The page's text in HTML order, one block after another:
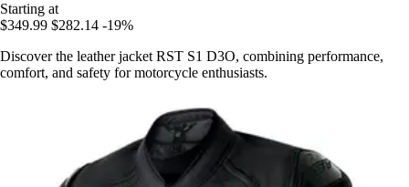
Starting at
$349.99 $282.14 -19%
Discover the leather jacket RST S1 D3O, combining performance,
comfort, and safety for motorcycle enthusiasts.